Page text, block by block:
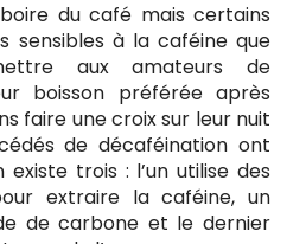
du café mais certains
sensibles à la caféine que
aux amateurs de
boisson préférée après
faire une croix sur leur nuit
de décaféination ont
trois : l’un utilise des
extraire la caféine, un
de carbone et le dernier